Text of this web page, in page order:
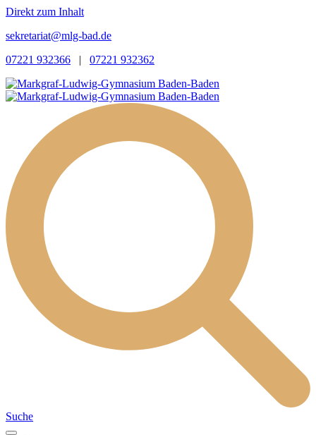
Direkt zum Inhalt
sekretariat@mlg-bad.de
07221 932366 | 07221 932362
Suche